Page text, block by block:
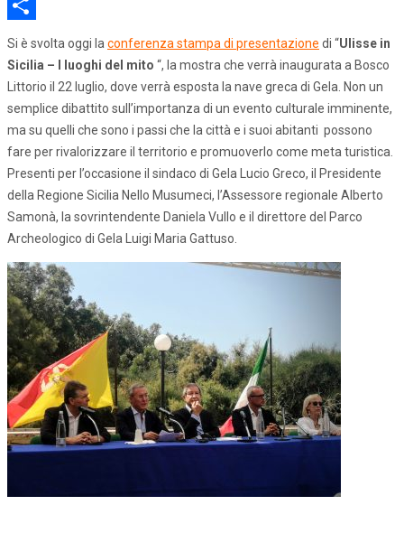
Email
Si è svolta oggi la conferenza stampa di presentazione di “Ulisse in
Sicilia – I luoghi del mito “, la mostra che verrà inaugurata a Bosco
Littorio il 22 luglio, dove verrà esposta la nave greca di Gela. Non un
semplice dibattito sull’importanza di un evento culturale imminente,
ma su quelli che sono i passi che la città e i suoi abitanti possono
fare per rivalorizzare il territorio e promuoverlo come meta turistica.
Presenti per l’occasione il sindaco di Gela Lucio Greco, il Presidente
della Regione Sicilia Nello Musumeci, l’Assessore regionale Alberto
Samonà, la sovrintendente Daniela Vullo e il direttore del Parco
Archeologico di Gela Luigi Maria Gattuso.